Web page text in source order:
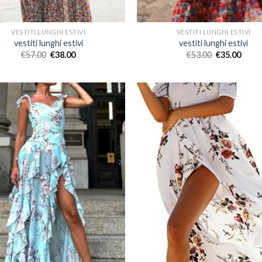
VESTITI LUNGHI ESTIVI
vestiti lunghi estivi
€57.00 €38.00
VESTITI LUNGHI ESTIVI
vestiti lunghi estivi
€53.00 €35.00